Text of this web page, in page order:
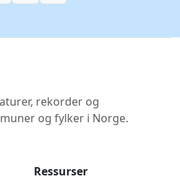
rekorder og
og fylker i Norge.
Ressurser